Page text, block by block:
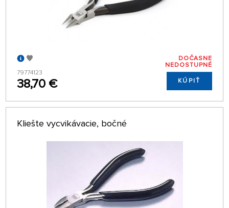
79774123
38,70 €
DOČASNE
NEDOSTUPNÉ
KÚPIŤ
Kliešte vycvikávacie, bočné